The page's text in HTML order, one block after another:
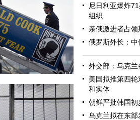
尼日利亚爆炸
组织
亲俄激进者占
俄罗斯外长：
外交部：乌克
美国拟推第四
和实体
朝鲜严批韩国
乌克兰拟在东